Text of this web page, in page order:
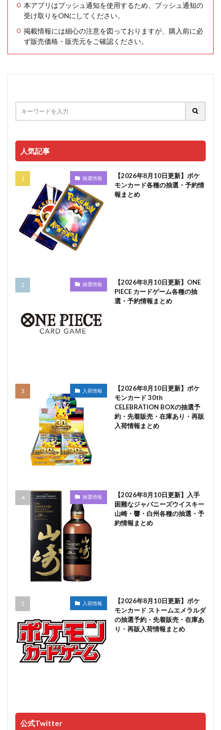
本アプリはプッシュ通知を使用するため、プッシュ通知の
受け取りをONにしてください。
掲載情報には細心の注意を図っておりますが、購入前に必
ず販売価格・販売元をご確認ください。
人気記事
抽選情報
【2026年8月10日更新】ポケ
モンカード各種の抽選・予約情
報まとめ
抽選情報
【2026年8月10日更新】ONE
PIECE カードゲーム各種の抽
選・予約情報まとめ
入荷情報
【2026年8月10日更新】ポケ
モンカード 30th
CELEBRATION BOXの抽選予
約・先着販売・在庫あり・再販
入荷情報まとめ
抽選情報
【2026年8月10日更新】入手
困難なジャパニーズウイスキー
山崎・響・白州各種の抽選・予
約情報まとめ
入荷情報
【2026年8月10日更新】ポケ
モンカード ストームエメラルダ
の抽選予約・先着販売・在庫あ
り・再販入荷情報まとめ
公式Twitter